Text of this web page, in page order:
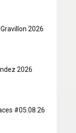
2026
2026
#05.08.26